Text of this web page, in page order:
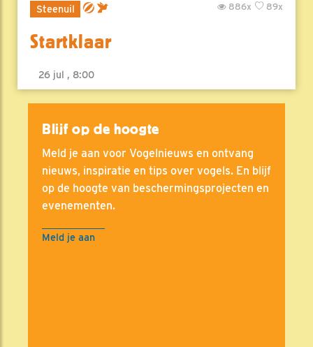
Steenuil 89x
886x
Startklaar
26 jul , 8:00
Blijf op de hoogte
Meld je aan voor Vogelnieuws en ontvang
nieuws, inspiratie en tips over vogels. En blijf
op de hoogte van beschermingsprojecten en
evenementen.
Meld je aan